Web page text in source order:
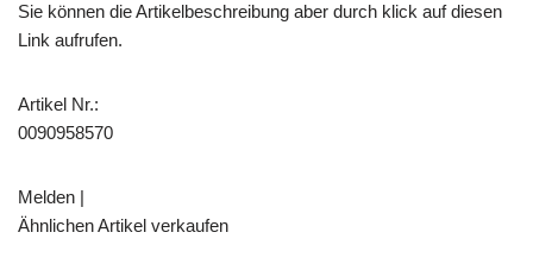
Sie können die Artikelbeschreibung aber durch klick auf diesen
Link aufrufen.
Artikel Nr.:
0090958570
Melden |
Ähnlichen Artikel verkaufen